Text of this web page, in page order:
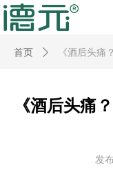
首页 ꄲ 《酒后头痛
《酒后头痛
发